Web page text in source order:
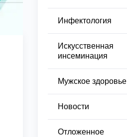
Инфектология
Искусственная
инсеминация
Мужское здоровье
Новости
Отложенное